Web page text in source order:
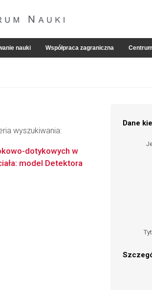
nauki Współpraca zagraniczna
wyszukiwania:
Dane
dotykowych w
model Detektora